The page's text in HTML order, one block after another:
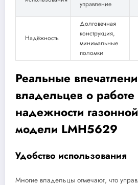
управление
Надёжность
Долговечная
конструкция,
минимальные
поломки
Реальные
владельцев о работе
надежности
модели LMH5629
Удобство использования
Многие владельцы отмечают, что